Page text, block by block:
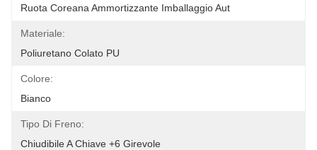
Ruota Coreana Ammortizzante Imballaggio Aut
Materiale:
Poliuretano Colato PU
Colore:
Bianco
Tipo Di Freno:
Chiudibile A Chiave +6 Girevole